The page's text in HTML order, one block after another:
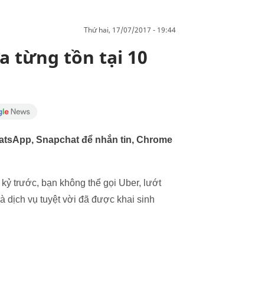
thứ hai, 17/07/2017 - 19:44
từng tồn tại 10
Snapchat để nhắn tin, Chrome
trước, bạn không thể gọi Uber, lướt
dịch vụ tuyệt vời đã được khai sinh